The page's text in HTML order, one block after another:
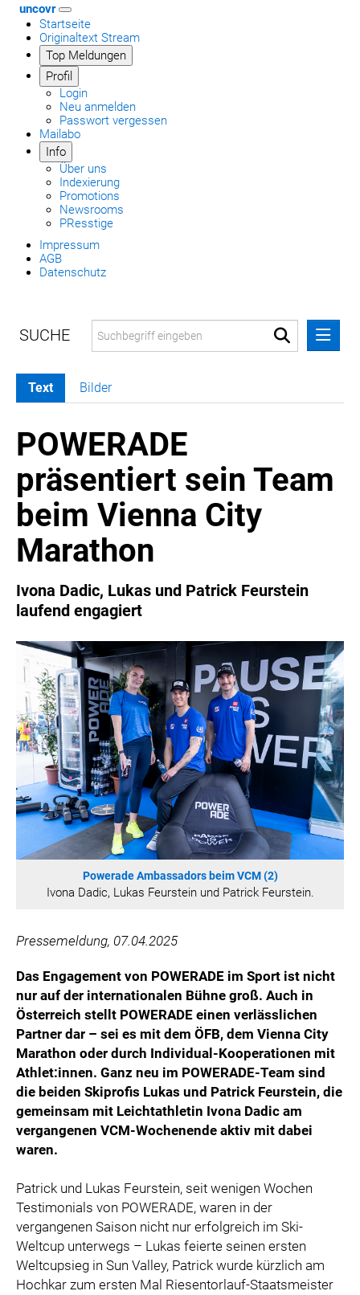
uncovr
Startseite
Originaltext Stream
Top Meldungen
Profil
Login
Neu anmelden
Passwort vergessen
Mailabo
Info
Über uns
Indexierung
Promotions
Newsrooms
PResstige
Impressum
AGB
Datenschutz
MELDUNGEN
COCA-COLA
COCA-COLA HBC ÖSTERREICH
RÖMERQUELLE
ÖSTERREICHISCHE SPORTHILFE
KESCH
BARFLY'S CLUB
SPORTS MEDIA AUSTRIA
RECYCLEMICH-INITIATIVE
VIER HOCH VIER
ALFIES
HANNERSBERG
WILHELM-EXNER-MEDAILLEN STIFTUNG
ADMIRAL SPORTWETTEN
EWP RECYCLING PFAND ÖSTERREICH
ANNEMARIE CHARITY
IMPERIAL MARKETS
TRÄGERVEREIN EINWEGPFAND
SPECIAL OLYMPICS ÖSTERREICH
COCA COLA
PRESSEKONTAKT
Text Bilder
POWERADE
präsentiert sein Team
beim Vienna City
Marathon
Ivona Dadic, Lukas und Patrick Feurstein
laufend engagiert
Powerade Ambassadors beim VCM (2)
Ivona Dadic, Lukas Feurstein und Patrick Feurstein.
Pressemeldung, 07.04.2025
Das Engagement von POWERADE im Sport ist nicht
nur auf der internationalen Bühne groß. Auch in
Österreich stellt POWERADE einen verlässlichen
Partner dar – sei es mit dem ÖFB, dem Vienna City
Marathon oder durch Individual-Kooperationen mit
Athlet:innen. Ganz neu im POWERADE-Team sind
die beiden Skiprofis Lukas und Patrick Feurstein, die
gemeinsam mit Leichtathletin Ivona Dadic am
vergangenen VCM-Wochenende aktiv mit dabei
waren.
Patrick und Lukas Feurstein, seit wenigen Wochen
Testimonials von POWERADE, waren in der
vergangenen Saison nicht nur erfolgreich im Ski-
Weltcup unterwegs – Lukas feierte seinen ersten
Weltcupsieg in Sun Valley, Patrick wurde kürzlich am
Hochkar zum ersten Mal Riesentorlauf-Staatsmeister